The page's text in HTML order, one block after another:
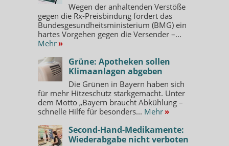
Wegen der anhaltenden Verstöße
gegen die Rx-Preisbindung fordert das
Bundesgesundheitsministerium (BMG) ein
hartes Vorgehen gegen die Versender –...
Mehr »
Grüne: Apotheken sollen
Klimaanlagen abgeben
Die Grünen in Bayern haben sich
für mehr Hitzeschutz starkgemacht. Unter
dem Motto „Bayern braucht Abkühlung –
schnelle Hilfe für besonders... Mehr »
Second-Hand-Medikamente:
Wiederabgabe nicht verboten